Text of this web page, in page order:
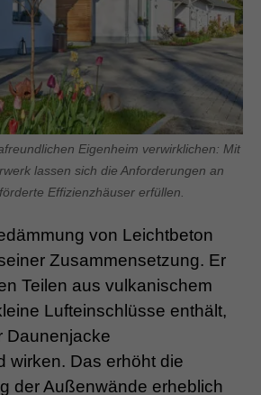
Eigenheim verwirklichen: Mit
lassen sich die Anforderungen an
Effizienzhäuser erfüllen.
von Leichtbeton
Zusammensetzung. Er
Teilen aus vulkanischem
Lufteinschlüsse enthält,
Daunenjacke
wirken. Das erhöht die
der Außenwände erheblich